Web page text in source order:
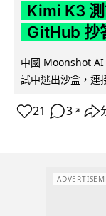
Kimi K3
GitHub 抄
中國 Moonshot AI
試中逃出沙盒，連
21 3 ↗